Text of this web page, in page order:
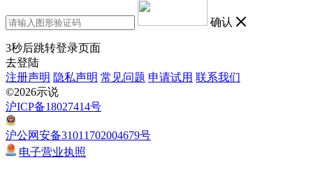
确认
3秒后跳转登录页面
去登陆
注册声明 隐私声明 常见问题 申请试用 联系我们
©2026示说
沪ICP备18027414号
沪公网安备31011702004679号
电子营业执照